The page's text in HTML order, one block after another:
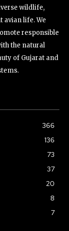
wildlife,
avian life. We
responsible
the natural
of Gujarat and
366
136
73
37
20
8
7